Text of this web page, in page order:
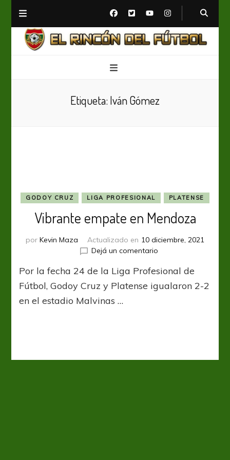
Etiqueta: Iván Gómez
GODOY CRUZ LIGA PROFESIONAL PLATENSE
Vibrante empate en Mendoza
por Kevin Maza Actualizado en 10 diciembre, 2021
Dejá un comentarioen
empate
en
Mendoza
Por la fecha 24 de la Liga Profesional de
Fútbol, Godoy Cruz y Platense igualaron 2-2
en el estadio Malvinas …